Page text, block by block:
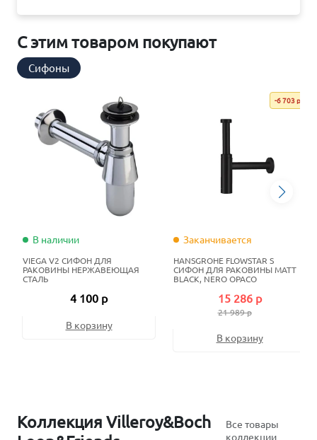
С этим товаром покупают
Сифоны
В наличии
VIEGA V2 СИФОН ДЛЯ
РАКОВИНЫ НЕРЖАВЕЮЩАЯ
СТАЛЬ
4 100 р
В корзину
-6 703 р
Заканчивается
HANSGROHE FLOWSTAR S
СИФОН ДЛЯ РАКОВИНЫ MATT
BLACK, NERO OPACO
15 286 р
21 989 р
В корзину
Коллекция Villeroy&Boch
Все товары
коллекции